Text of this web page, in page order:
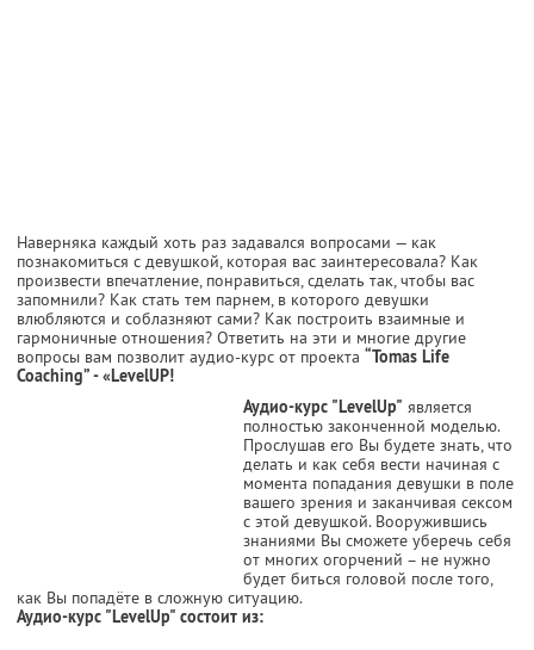
Наверняка каждый хоть раз задавался вопросами — как
познакомиться с девушкой, которая вас заинтересовала? Как
произвести впечатление, понравиться, сделать так, чтобы вас
запомнили? Как стать тем парнем, в которого девушки
влюбляются и соблазняют сами? Как построить взаимные и
гармоничные отношения? Ответить на эти и многие другие
вопросы вам позволит аудио-курс от проекта “Tomas Life
Coaching” - «LevelUP!
Аудио-курс "LevelUp" является
полностью законченной моделью.
Прослушав его Вы будете знать, что
делать и как себя вести начиная с
момента попадания девушки в поле
вашего зрения и заканчивая сексом
с этой девушкой. Вооружившись
знаниями Вы сможете уберечь себя
от многих огорчений – не нужно
будет биться головой после того,
как Вы попадёте в сложную ситуацию.
Аудио-курс "LevelUp" состоит из: